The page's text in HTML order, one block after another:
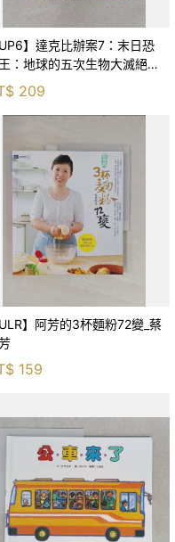
UP6】達克比辦案7：末日恐
：地球的五次生物大滅絕_
芬209
ULR】阿芳的3杯麵粉72變_蔡
159